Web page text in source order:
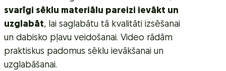
svarīgi sēklu materiālu pareizi ievākt un
uzglabāt, lai saglabātu tā kvalitāti izsēšanai
un dabisko pļavu veidošanai. Video rādām
praktiskus padomus sēklu ievākšanai un
uzglabāšanai.